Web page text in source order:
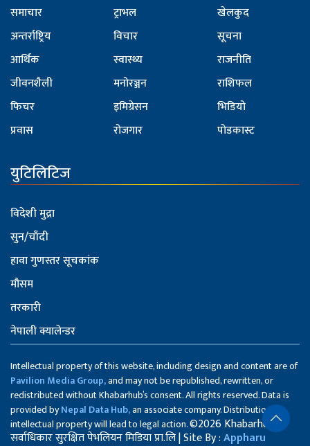
समाचार
अन्तर्राष्ट्रिय
आर्थिक
जीवनशैली
फिचर
प्रवास
ट्राभल
विचार
स्वास्थ्य
मनोरञ्जन
इमिग्रेसन
रोजगार
खेलकुद
सूचना
राजनीति
राशिफल
भिडियो
पोडकास्ट
युटिलिटिज
विदेशी मुद्रा
सुन/चाँदी
हावा गुणस्तर सूचकांक
मौसम
तरकारी
नेपाली क्यालेन्डर
Intellectual property of this website, including design and content are of
Pavilion Media Group,and may not be republished, rewritten, or
redistributed without Khabarhub’s consent. All rights reserved. Data is
provided byNepal Data Hub,an associate company. Distribution of
intellectual property will lead to legal action.©2026 Khabarhub
सर्वाधिकार सुरक्षित पेभलियन मिडिया प्रा.लि | Site By :Appharu